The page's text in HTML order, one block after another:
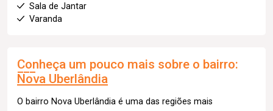
Sala de Jantar
Varanda
Conheça um pouco mais sobre o bairro:
Nova Uberlândia
O bairro Nova Uberlândia é uma das regiões mais